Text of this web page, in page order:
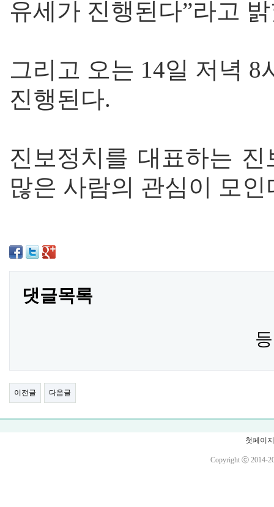
유세가 진행된다”라고
그리고 오는 14일 저녁
진행된다.
진보정치를 대표하는
많은 사람의 관심이 모인
댓글목록
이전글 다음글
첫페이지
Copyright ⓒ 2014-